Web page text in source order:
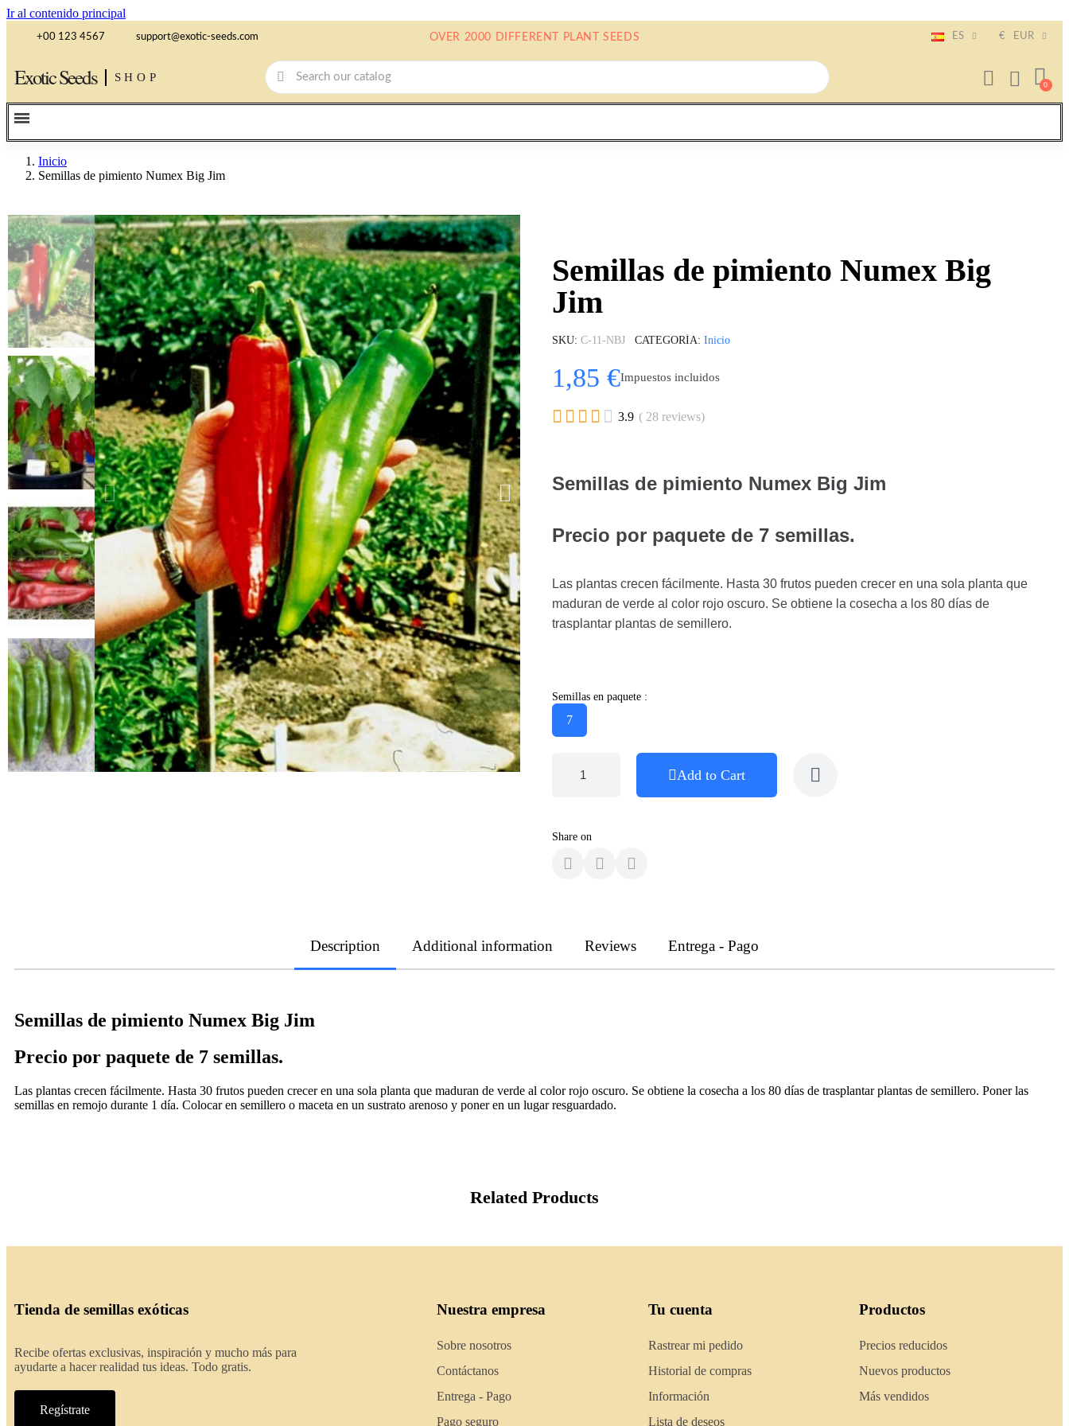
Ir al contenido principal
+00 123 4567 support@exotic-seeds.com OVER 2000 DIFFERENT PLANT SEEDS ES € EUR
Exotic Seeds SHOP
Inicio
Semillas de pimiento Numex Big Jim
Semillas de pimiento Numex Big
Jim
SKU C-11-NBJ CATEGORÍA Inicio
1,85 €Impuestos incluidos
     3.9 ( 28 reviews)
Semillas de pimiento Numex Big Jim
Precio por paquete de 7 semillas.
Las plantas crecen fácilmente. Hasta 30 frutos pueden crecer en una sola planta que
maduran de verde al color rojo oscuro. Se obtiene la cosecha a los 80 días de
trasplantar plantas de semillero.
Semillas en paquete :
7
Add to Cart
Share on
Description Additional information Reviews Entrega - Pago
Semillas de pimiento Numex Big Jim
Precio por paquete de 7 semillas.
Las plantas crecen fácilmente. Hasta 30 frutos pueden crecer en una sola planta que maduran de verde al color rojo oscuro. Se obtiene la cosecha a los 80 días de trasplantar plantas de semillero. Poner las
semillas en remojo durante 1 día. Colocar en semillero o maceta en un sustrato arenoso y poner en un lugar resguardado.
Related Products
Tienda de semillas exóticas
Recibe ofertas exclusivas, inspiración y mucho más para
ayudarte a hacer realidad tus ideas. Todo gratis.
Regístrate
Nuestra empresa
Sobre nosotros
Contáctanos
Entrega - Pago
Pago seguro
Tu cuenta
Rastrear mi pedido
Historial de compras
Información
Lista de deseos
Productos
Precios reducidos
Nuevos productos
Más vendidos